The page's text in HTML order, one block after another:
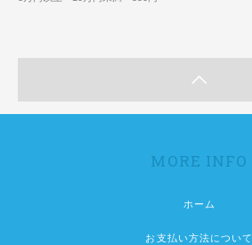
MORE INFO
ホーム
お支払い方法について